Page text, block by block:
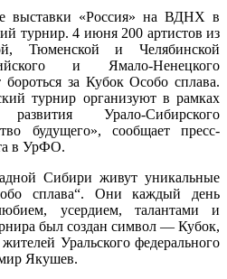
выставки «Россия» на ВДНХ в
турнир. 4 июня 200 артистов из
Тюменской и Челябинской
и Ямало-Ненецкого
за Кубок Особо сплава.
турнир организуют в рамках
Урало-Сибирского
будущего», сообщает пресс-
в УрФО.
Сибири живут уникальные
сплава“. Они каждый день
усердием, талантами и
был создан символ — Кубок,
Уральского федерального
Якушев.